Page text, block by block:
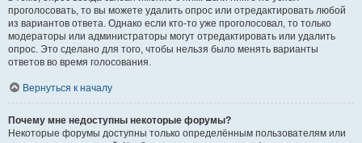
проголосовать, то вы можете удалить опрос или отредактировать любой
из вариантов ответа. Однако если кто-то уже проголосовал, то только
модераторы или администраторы могут отредактировать или удалить
опрос. Это сделано для того, чтобы нельзя было менять варианты
ответов во время голосования.
Вернуться к началу
Почему мне недоступны некоторые форумы?
Некоторые форумы доступны только определённым пользователям или